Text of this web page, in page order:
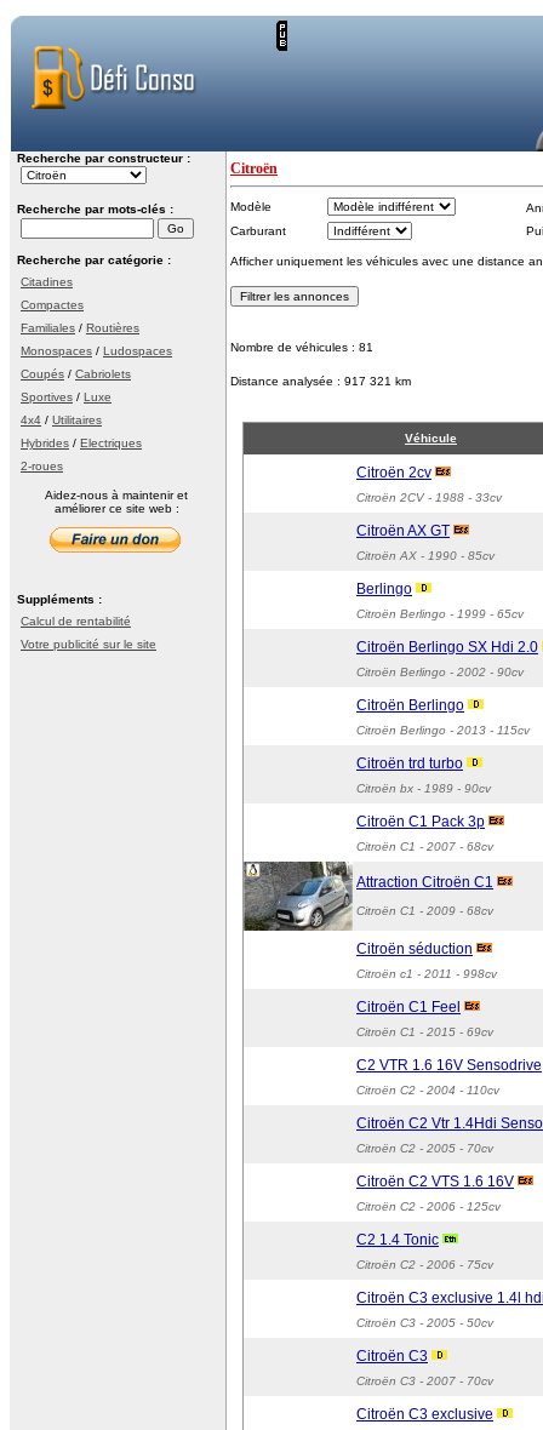
Recherche par constructeur :
Recherche par mots-clés :
Recherche par catégorie :
Citadines
Compactes
Familiales / Routières
Monospaces / Ludospaces
Coupés / Cabriolets
Sportives / Luxe
4x4 / Utilitaires
Hybrides / Electriques
2-roues
Aidez-nous à maintenir et
améliorer ce site web :
Suppléments :
Calcul de rentabilité
Votre publicité sur le site
Citroën
Modèle
Carburant
Afficher uniquement les véhicules avec une distance
Nombre de véhicules : 81
Distance analysée : 917 321 km
Véhicule
Citroën 2cv
Citroën 2CV- 1988 - 33cv
Citroën AX GT
Citroën AX - 1990 - 85cv
Berlingo
Citroën Berlingo - 1999 - 65cv
Citroën Berlingo SX Hdi 2.0
Citroën Berlingo - 2002 - 90cv
Citroën Berlingo
Citroën Berlingo - 2013 - 115cv
Citroën trd turbo
Citroën bx - 1989 - 90cv
Citroën C1 Pack 3p
Citroën C1 - 2007 - 68cv
Attraction Citroën C1
Citroën C1 - 2009 - 68cv
Citroën séduction
Citroën c1 - 2011 - 998cv
Citroën C1 Feel
Citroën C1 - 2015 - 69cv
C2 VTR 1.6 16V Sensodrive
Citroën C2 - 2004 - 110cv
Citroën C2 Vtr 1.4Hdi Senso
Citroën C2 - 2005 - 70cv
Citroën C2 VTS 1.6 16V
Citroën C2 - 2006 - 125cv
C2 1.4 Tonic
Citroën C2 - 2006 - 75cv
Citroën C3 exclusive 1.4l
Citroën C3 - 2005 - 50cv
Citroën C3
Citroën C3 - 2007 - 70cv
Citroën C3 exclusive